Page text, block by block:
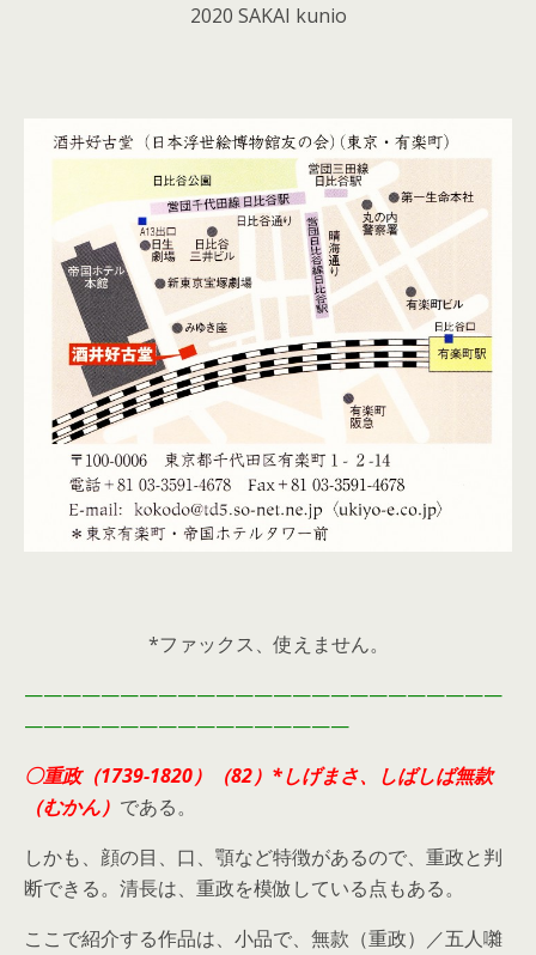
2020 SAKAI kunio
*ファックス、使えません。
—————————————————————————
—————————————————
〇重政（1739-1820）（82）*しげまさ、しばしば無款
（むかん） である。
しかも、顔の目、口、顎など特徴があるので、重政と判
断できる。清長は、重政を模倣している点もある。
ここで紹介する作品は、小品で、無款（重政）／五人囃